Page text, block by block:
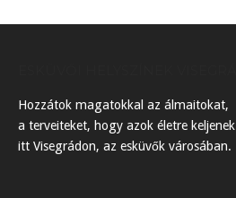
Hozzátok magatokkal az álmaitokat,
a terveiteket, hogy azok életre keljenek
itt Visegrádon, az esküvők városában.